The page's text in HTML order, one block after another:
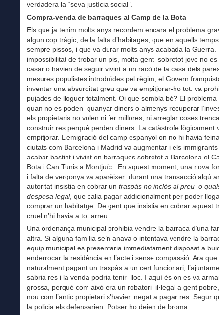
verdadera la “seva justícia social”.
Compra-venda de barraques al Camp de la Bota
Els que ja tenim molts anys recordem encara el problema
algun cop tràgic, de la falta d’habitages, que en aquells
sempre pissos, i que va durar molts anys acabada la Guerra.
impossibilitat de trobar un pis, molta gent sobretot jove no es
casar o havien de seguir vivint a un racó de la casa dels
mesures populistes introduïdes pel règim, el Govern
inventar una absurditat greu que va empitjorar-ho tot: va
pujades de lloguer totalment. Oi que sembla bé? El problema
quan no es poden guanyar diners o almenys recuperar
els propietaris no volen ni fer millores, ni arreglar coses
construir res perquè perden diners. La catàstrofe lògicament
empitjorar. L’emigració del camp espanyol on no hi havia
ciutats com Barcelona i Madrid va augmentar i els immigrants
acabar bastint i vivint en barraques sobretot a Barcelona el
Bota i Can Tunis a Montjuïc. En aquest moment, una nova
i falta de vergonya va aparèixer: durant una transacció algú
autoritat insistia en cobrar un traspàs no inclòs al preu o
despesa legal, que calia pagar addicionalment per poder
comprar un habitatge. De gent que insistia en cobrar aquest
cruel n’hi havia a tot arreu.
Una ordenança municipal prohibia vendre la barraca d’una
altra. Si alguna família se’n anava o intentava vendre la
equip municipal es presentaria immediatament disposat a
enderrocar la residència en l’acte i sense compassió. Ara que
naturalment pagant un traspàs a un cert funcionari,
sabria res i la venda podria tenir lloc. I aquí és on es va
grossa, perquè com això era un robatori il·legal a gent
nou com l’antic propietari s’havien negat a pagar res. Segur
la policia els defensarien. Potser ho deien de broma.